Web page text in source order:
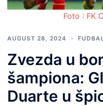
Foto : FK
AUGUST 28, 2024 FUDBAL
Zvezda u
šampiona:
Duarte u